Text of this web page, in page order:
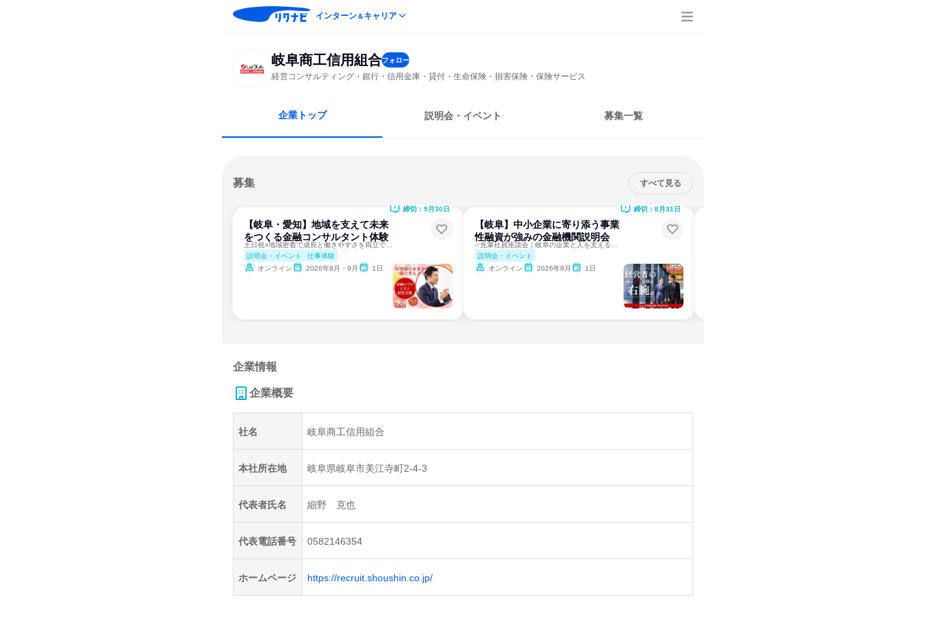
インターン＆キャリア
岐阜商工信用組合フォロー
経営コンサルティング・銀行・信用金庫・貸付・生命保険・損害保険・保険サービス
企業トップ 説明会・イベント 募集一覧
募集 すべて見る
【岐阜・愛知】地域を支えて未来
をつくる金融コンサルタント体験
説明会・イベント
仕事体験
オンライン
2026年8月・9月 1日
締切：9月30日
【岐阜】中小企業に寄り添う事業
性融資が強みの金融機関説明会
説明会・イベント
オンライン
2026年8月 1日
締切：8月31日
企業情報
企業概要
社名 岐阜商工信用組合
本社所在地 岐阜県岐阜市美江寺町2-4-3
代表者氏名 細野 克也
代表電話番号 0582146354
ホームページ https://recruit.shoushin.co.jp/